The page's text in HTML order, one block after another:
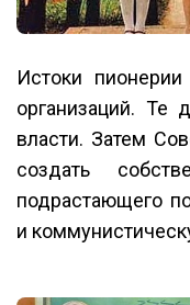
Истоки
организаций. Те
власти. Затем
создать
подрастающего
и